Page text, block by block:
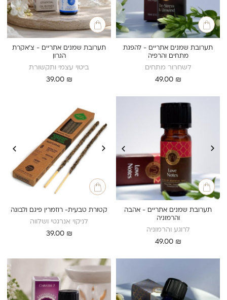
תערובת שמנים אתריים - להפגת
מתחים והרפיה
לשחרור מתחים
49.00 ₪
תערובת שמנים אתריים - צ’אקרת
הגרון
ביטוי עצמי ותקשורת
39.00 ₪
תערובת שמנים אתריים - אהבה
והרמוניה
לרוגע והרמוניה
49.00 ₪
קטורת טבעית- רוזמרין פיגם ולבונה
לניקוי אנרגטי ושלווה
39.00 ₪